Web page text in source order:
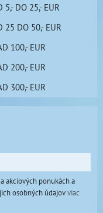
5,- DO 25,- EUR
25 DO 50,- EUR
100,- EUR
200,- EUR
300,- EUR
akciových ponukách a
osobných údajovviac